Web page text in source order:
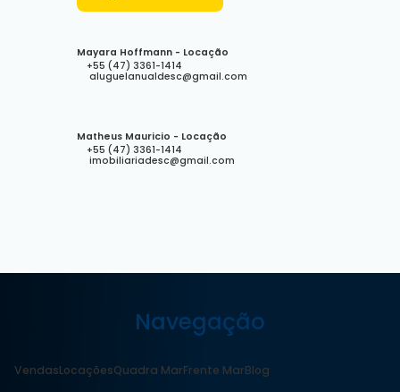
Mayara Hoffmann - Locação
+55 (47) 3361-1414
aluguelanualdesc@gmail.com
Matheus Mauricio - Locação
+55 (47) 3361-1414
imobiliariadesc@gmail.com
Navegação
VendasLocaçõesQuadra MarFrente MarBlog